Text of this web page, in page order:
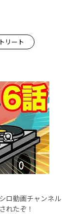
リート
ロ動画チャンネル
れたぞ！